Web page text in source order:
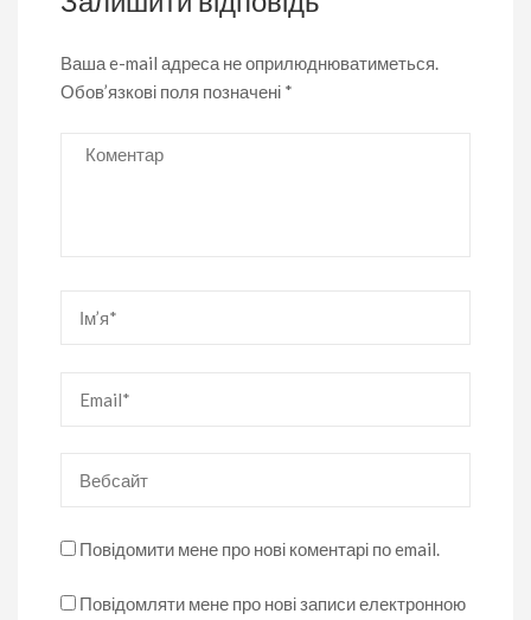
Ваша e-mail адреса не оприлюднюватиметься.
Обов’язкові поля позначені *
Коментар
Повідомити мене про нові коментарі по email.
Повідомляти мене про нові записи електронною